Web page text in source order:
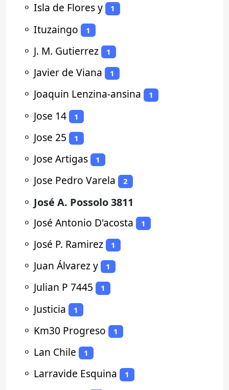
⚬ Isla de Flores y 1
⚬ Ituzaingo 1
⚬ J. M. Gutierrez 1
⚬ Javier de Viana 1
⚬ Joaquin Lenzina-ansina 1
⚬ Jose 14 1
⚬ Jose 25 1
⚬ Jose Artigas 1
⚬ Jose Pedro Varela 2
⚬ José A. Possolo 3811
⚬ José Antonio D'acosta 1
⚬ José P. Ramirez 1
⚬ Juan Álvarez y 1
⚬ Julian P 7445 1
⚬ Justicia 1
⚬ Km30 Progreso 1
⚬ Lan Chile 1
⚬ Larravide Esquina 1